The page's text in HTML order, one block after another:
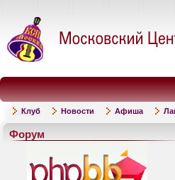
Клуб Новости Афиша
Форум